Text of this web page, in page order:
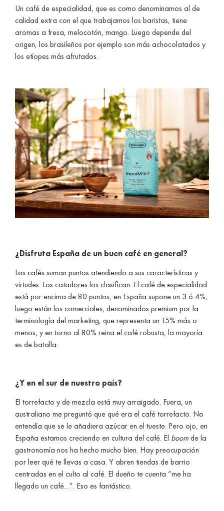
Un café de especialidad, que es como denominamos al de
calidad extra con el que trabajamos los baristas, tiene
aromas a fresa, melocotón, mango. Luego depende del
origen, los brasileños por ejemplo son más achocolatados y
los etíopes más afrutados.
¿Disfruta España de un buen café en general?
Los cafés suman puntos atendiendo a sus características y
virtudes. Los catadores los clasifican. El café de especialidad
está por encima de 80 puntos, en España supone un 3 ó 4%,
luego están los comerciales, denominados premium por la
terminología del marketing, que representa un 15% más o
menos, y en torno al 80% reina el café robusta, la mayoría
es de batalla.
¿Y en el sur de nuestro país?
El torrefacto y de mezcla está muy arraigado. Fuera, un
australiano me preguntó que qué era el café torrefacto. No
entendía que se le añadiera azúcar en el tueste. Pero ojo, en
España estamos creciendo en cultura del café. El boomde la
gastronomía nos ha hecho mucho bien. Hay preocupación
por leer qué te llevas a casa. Y abren tiendas de barrio
centradas en el culto al café. El dueño te cuenta “me ha
llegado un café…”. Eso es fantástico.